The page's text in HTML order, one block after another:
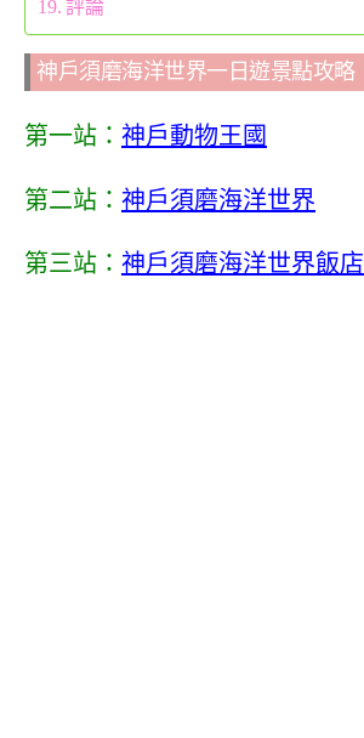
評論
神戶須磨海洋世界一日遊景點攻略
第一站： 神戶動物王國
第二站： 神戶須磨海洋世界
第三站： 神戶須磨海洋世界飯店